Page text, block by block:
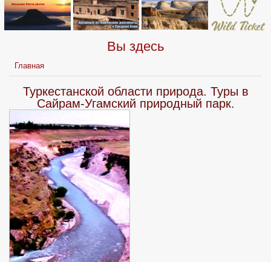
Вы здесь
Главная
Туркестанской области природа. Туры в
Сайрам-Угамский природный парк.